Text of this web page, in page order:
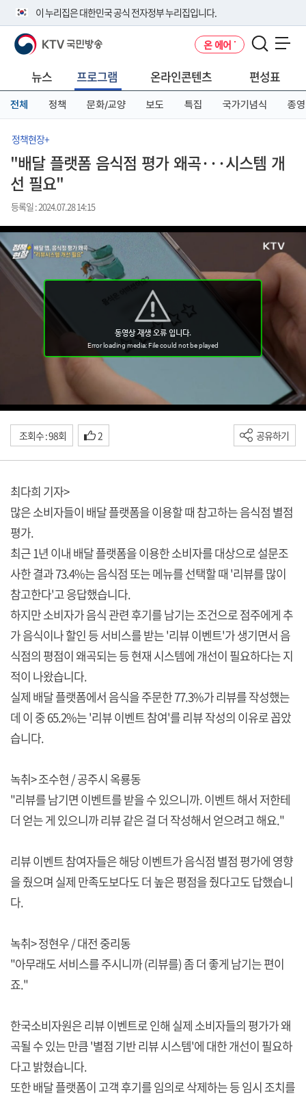
이 누리집은 대한민국 공식 전자정부 누리집입니다.
공식 누리집 주소 확인하기
니다.
이밖에 or.kr 또는 .kr등 다른 도메인 주소를 사용하고 있다면 아래 URL에
서 도메인 주소를 확인해 보세요
KTV 국민방송 온 에어
뉴스 프로그램 온라인콘텐츠 편성표
전체 정책 문화/교양 보도 특집 국가기념식 종영
정책현장+
"배달 플랫폼 음식점 평가 왜곡···시스템 개
선 필요"
등록일 : 2024.07.28 14:15
조회수 : 98회 2 공유하기
최다희 기자>
많은 소비자들이 배달 플랫폼을 이용할 때 참고하는 음식점 별점
평가.
최근 1년 이내 배달 플랫폼을 이용한 소비자를 대상으로 설문조
사한 결과 73.4%는 음식점 또는 메뉴를 선택할 때 '리뷰를 많이
참고한다'고 응답했습니다.
하지만 소비자가 음식 관련 후기를 남기는 조건으로 점주에게 추
가 음식이나 할인 등 서비스를 받는 '리뷰 이벤트'가 생기면서 음
식점의 평점이 왜곡되는 등 현재 시스템에 개선이 필요하다는 지
적이 나왔습니다.
실제 배달 플랫폼에서 음식을 주문한 77.3%가 리뷰를 작성했는
데 이 중 65.2%는 '리뷰 이벤트 참여'를 리뷰 작성의 이유로 꼽았
습니다.
녹취> 조수현 / 공주시 옥룡동
"리뷰를 남기면 이벤트를 받을 수 있으니까. 이벤트 해서 저한테
더 얻는 게 있으니까 리뷰 같은 걸 더 작성해서 얻으려고 해요."
리뷰 이벤트 참여자들은 해당 이벤트가 음식점 별점 평가에 영향
을 줬으며 실제 만족도보다도 더 높은 평점을 줬다고도 답했습니
다.
녹취> 정현우 / 대전 중리동
"아무래도 서비스를 주시니까 (리뷰를) 좀 더 좋게 남기는 편이
죠."
한국소비자원은 리뷰 이벤트로 인해 실제 소비자들의 평가가 왜
곡될 수 있는 만큼 '별점 기반 리뷰 시스템'에 대한 개선이 필요하
다고 밝혔습니다.
또한 배달 플랫폼이 고객 후기를 임의로 삭제하는 등 임시 조치를